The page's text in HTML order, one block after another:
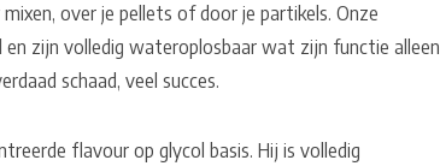
over je pellets of door je partikels. Onze
zijn volledig wateroplosbaar wat zijn functie alleen
schaad, veel succes.
flavour op glycol basis. Hij is volledig